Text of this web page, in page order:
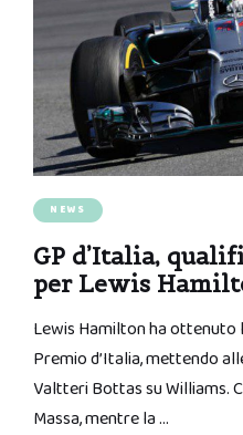
NEWS
GP d’Italia,
per Lewis
Lewis Hamilton ha ottenuto
Premio d’Italia, mettendo
Valtteri Bottas su Williams.
Massa, mentre la …